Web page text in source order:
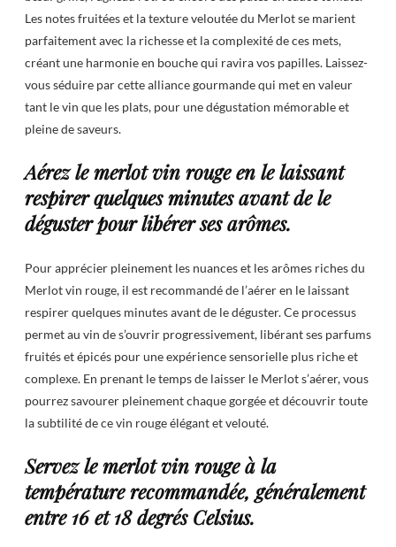
Les notes fruitées et la texture veloutée du Merlot se marient
parfaitement avec la richesse et la complexité de ces mets,
créant une harmonie en bouche qui ravira vos papilles. Laissez-
vous séduire par cette alliance gourmande qui met en valeur
tant le vin que les plats, pour une dégustation mémorable et
pleine de saveurs.
Aérez le merlot vin rouge en le laissant
respirer quelques minutes avant de le
déguster pour libérer ses arômes.
Pour apprécier pleinement les nuances et les arômes riches du
Merlot vin rouge, il est recommandé de l’aérer en le laissant
respirer quelques minutes avant de le déguster. Ce processus
permet au vin de s’ouvrir progressivement, libérant ses parfums
fruités et épicés pour une expérience sensorielle plus riche et
complexe. En prenant le temps de laisser le Merlot s’aérer, vous
pourrez savourer pleinement chaque gorgée et découvrir toute
la subtilité de ce vin rouge élégant et velouté.
Servez le merlot vin rouge à la
température recommandée, généralement
entre 16 et 18 degrés Celsius.